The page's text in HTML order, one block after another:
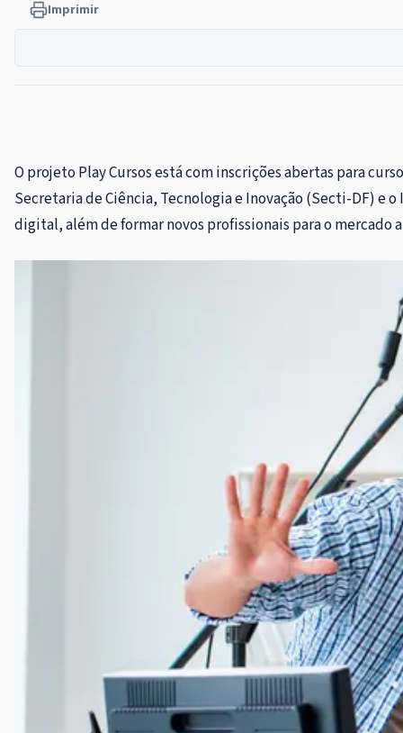
Imprimir
O projeto Play Cursos está com inscrições abertas para
Secretaria de Ciência, Tecnologia e Inovação (Secti-DF) e
digital, além de formar novos profissionais para o mercado